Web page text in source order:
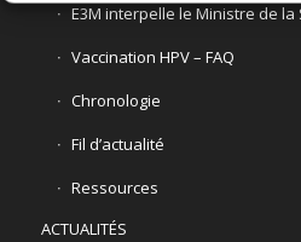
E3M interpelle le Ministre de la
Vaccination HPV – FAQ
Chronologie
Fil d’actualité
Ressources
ACTUALITÉS